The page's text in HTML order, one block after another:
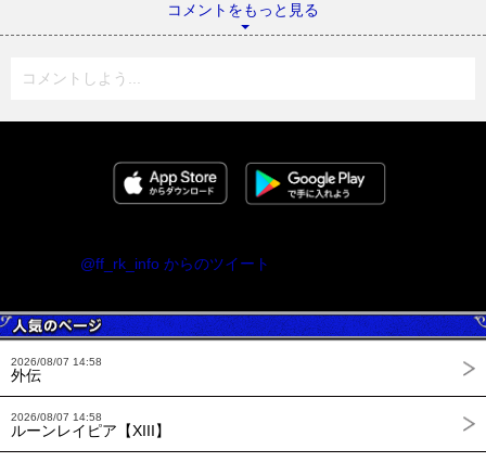
コメントをもっと見る
コメントしよう...
@ff_rk_info からのツイート
2026/08/07 14:58
外伝
2026/08/07 14:58
ルーンレイピア【XIII】